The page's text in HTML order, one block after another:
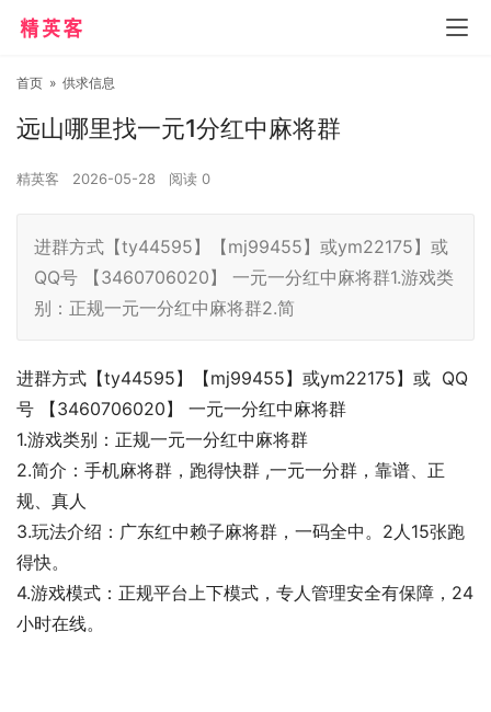
首页 » 供求信息
远山哪里找一元1分红中麻将群
精英客 2026-05-28 阅读 0
进群方式【ty44595】【mj99455】或ym22175】或
QQ号 【3460706020】 一元一分红中麻将群1.游戏类
别：正规一元一分红中麻将群2.简
进群方式【ty44595】【mj99455】或ym22175】或 QQ
号 【3460706020】 一元一分红中麻将群
1.游戏类别：正规一元一分红中麻将群
2.简介：手机麻将群，跑得快群 ,一元一分群，靠谱、正
规、真人
3.玩法介绍：广东红中赖子麻将群，一码全中。2人15张跑
得快。
4.游戏模式：正规平台上下模式，专人管理安全有保障，24
小时在线。